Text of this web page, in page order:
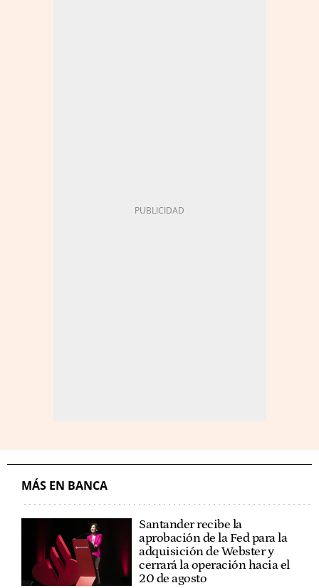
MÁS EN BANCA
Santander recibe la
aprobación de la Fed para la
adquisición de Webster y
cerrará la operación hacia el
20 de agosto